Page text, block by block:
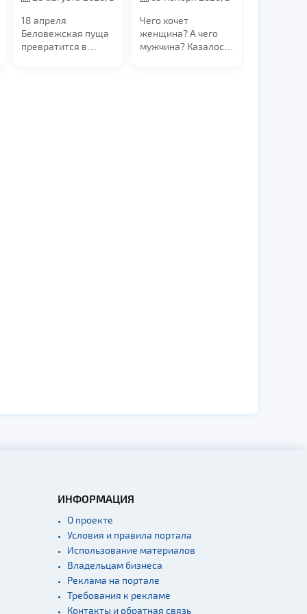
18 апреля
Беловежская пуща
превратится в
Чего хочет
женщина? А чего
мужчина? Казалось
ИНФОРМАЦИЯ
О проекте
Условия и правила портала
Использование материалов
Владельцам бизнеса
Реклама на портале
Требования к рекламе
Контакты и обратная связь